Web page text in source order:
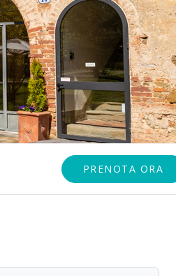
PRENOTA ORA